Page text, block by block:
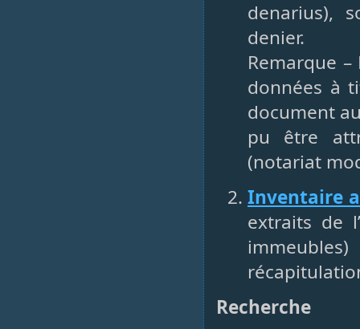
denarius),
denier.
Remarque
données à
document
pu être
(notariat
Inventaire
extraits de
Recherche